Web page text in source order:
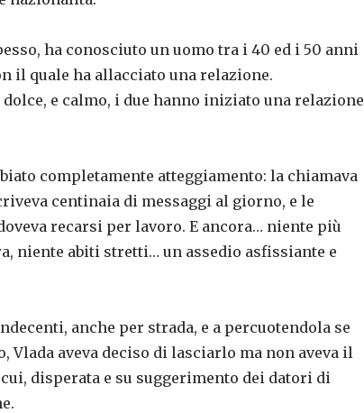
ha conosciuto un uomo tra i 40 ed i 50 anni
il quale ha allacciato una relazione.
e calmo, i due hanno iniziato una relazione
completamente atteggiamento: la chiamava
centinaia di messaggi al giorno, e le
recarsi per lavoro. E ancora… niente più
niente abiti stretti… un assedio asfissiante e
anche per strada, e a percuotendola se
Vlada aveva deciso di lasciarlo ma non aveva il
disperata e su suggerimento dei datori di